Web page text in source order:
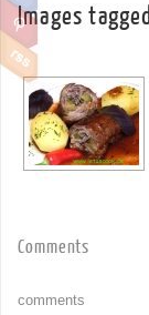
Images
Comments
comments